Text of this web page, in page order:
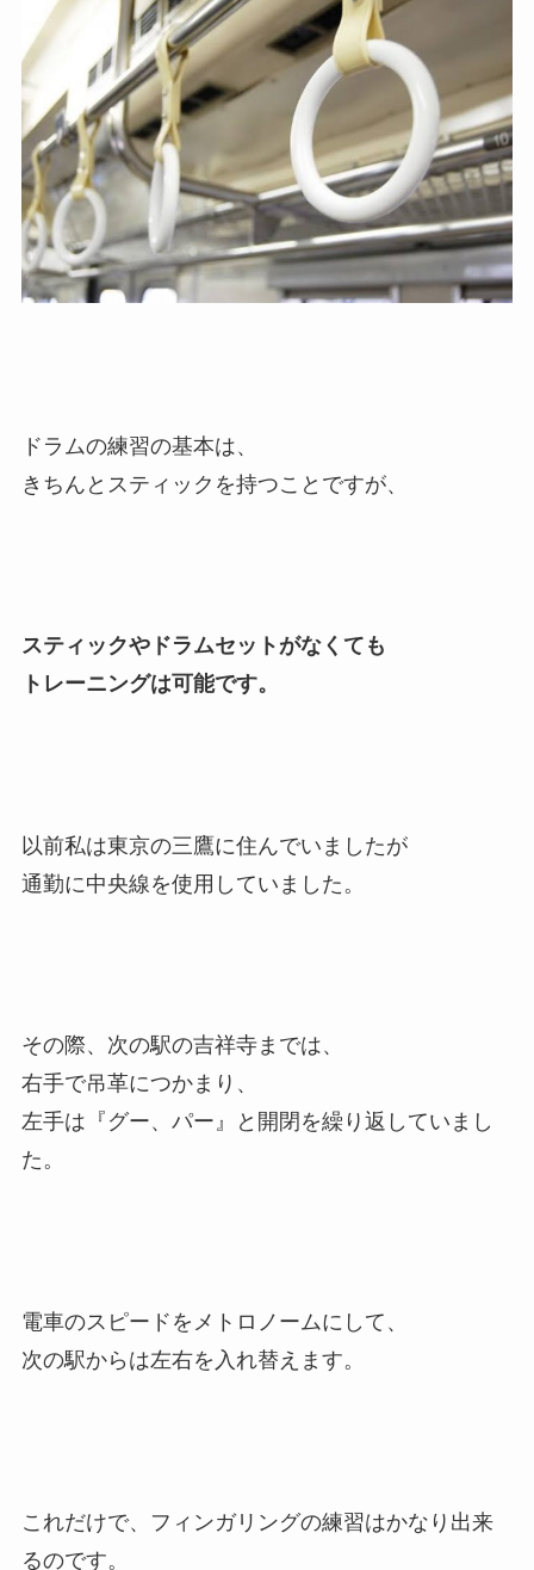
ドラムの練習の基本は、
きちんとスティックを持つことですが、
スティックやドラムセットがなくても
トレーニングは可能です。
以前私は東京の三鷹に住んでいましたが
通勤に中央線を使用していました。
その際、次の駅の吉祥寺までは、
右手で吊革につかまり、
左手は『グー、パー』と開閉を繰り返していまし
た。
電車のスピードをメトロノームにして、
次の駅からは左右を入れ替えます。
これだけで、フィンガリングの練習はかなり出来
るのです。